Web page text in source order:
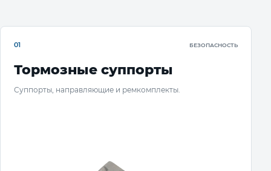
01 БЕЗОПАСНОСТЬ
Тормозные суппорты
Суппорты, направляющие и ремкомплекты.